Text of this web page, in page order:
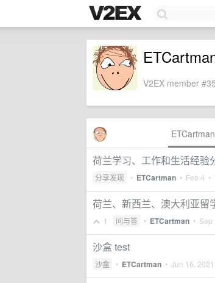
V2EX member
ETCartman
荷兰学习、工作和生活经验
分享发现 • ETCartman • Feb 4 •
荷兰、新西兰、澳大利亚留
1 问与答 • ETCartman • Sep
沙盒 test
沙盒 • ETCartman • Jun 16, 2021